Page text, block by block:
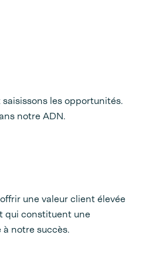
les opportunités.
notre ADN.
une valeur client élevée
qui constituent une
notre succès.